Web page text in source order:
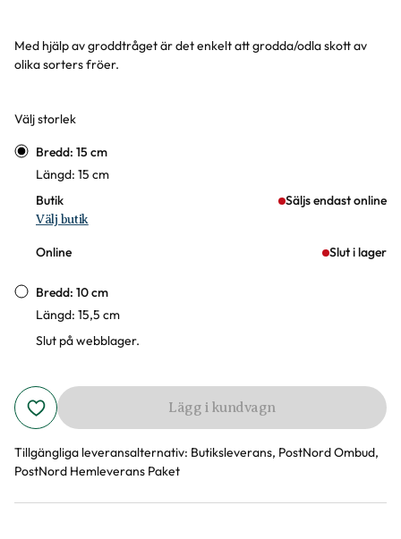
Med hjälp av groddtråget är det enkelt att grodda/odla skott av
olika sorters fröer.
Välj storlek
Varianter
Bredd: 15 cm
Längd: 15 cm
Butik
Säljs endast online
Välj butik
Online Slut i lager
Bredd: 10 cm
Längd: 15,5 cm
Slut på webblager.
Lägg i kundvagn
Tillgängliga leveransalternativ: Butiksleverans, PostNord Ombud,
PostNord Hemleverans Paket